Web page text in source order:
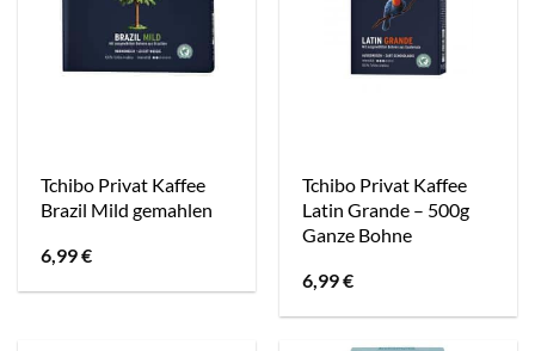
Tchibo Privat Kaffee
Brazil Mild gemahlen
6,99€
Tchibo Privat Kaffee
Latin Grande – 500g
Ganze Bohne
6,99€